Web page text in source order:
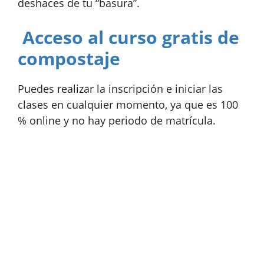
deshaces de tu “basura”.
Acceso al curso gratis de
compostaje
Puedes realizar la inscripción e iniciar las
clases en cualquier momento, ya que es 100
% online y no hay periodo de matrícula.